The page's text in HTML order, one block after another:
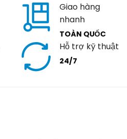
Giao hàng
nhanh
TOÀN QUỐC
Hỗ trợ kỹ thuật
24/7